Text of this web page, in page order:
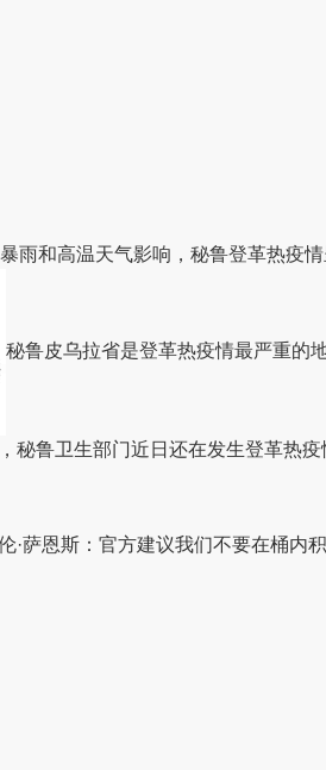
雨和高温天气影响，秘鲁登革热疫
秘鲁皮乌拉省是登革热疫情最严重的
秘鲁卫生部门近日还在发生登革热
·萨恩斯：官方建议我们不要在桶内